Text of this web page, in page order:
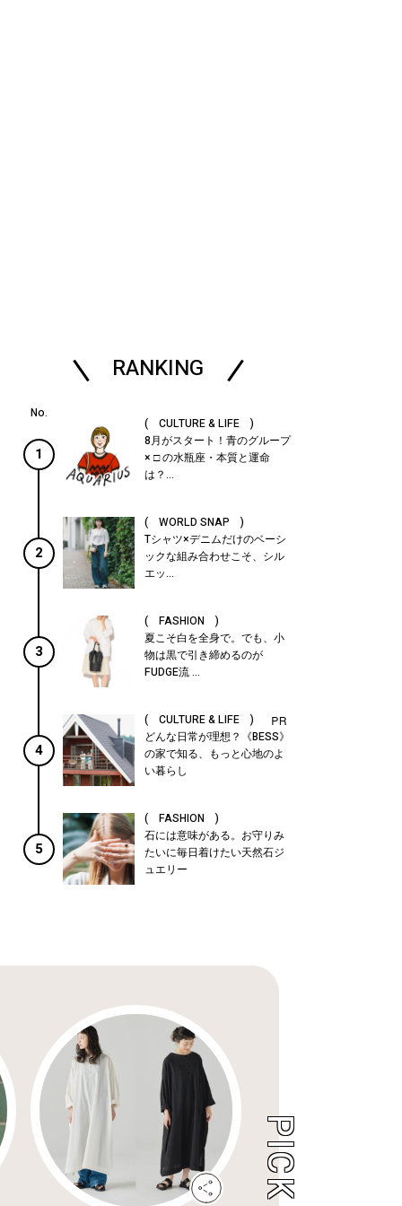
RANKING
1
( CULTURE & LIFE )
8月がスタート！青のグループ
× □ の水瓶座・本質と運命
は？...
2
( WORLD SNAP )
Tシャツ×デニムだけのベーシ
ックな組み合わせこそ、シル
エッ...
3
( FASHION )
夏こそ白を全身で。でも、小
物は黒で引き締めるのが
FUDGE流 ...
4
( CULTURE & LIFE )
どんな日常が理想？《BESS》
の家で知る、もっと心地のよ
い暮らし
5
( FASHION )
石には意味がある。お守りみ
たいに毎日着けたい天然石ジ
ュエリー